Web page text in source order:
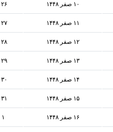
۱۰ صفر ۱۴۴۸ ۲۶ ژوئیه ۲۰۲۶
۱۱ صفر ۱۴۴۸ ۲۷ ژوئیه ۲۰۲۶
۱۲ صفر ۱۴۴۸ ۲۸ ژوئیه ۲۰۲۶
۱۳ صفر ۱۴۴۸ ۲۹ ژوئیه ۲۰۲۶
۱۴ صفر ۱۴۴۸ ۳۰ ژوئیه ۲۰۲۶
۱۵ صفر ۱۴۴۸ ۳۱ ژوئیه ۲۰۲۶
۱۶ صفر ۱۴۴۸ ۱ اوت ۲۰۲۶